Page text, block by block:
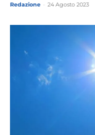
Redazione 24 Agosto 2023